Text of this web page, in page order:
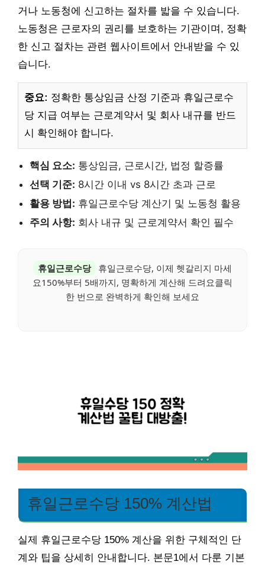
거나 노동청에 신고하는 절차를 밟을 수 있습니다.
노동청은 근로자의 권리를 보호하는 기관이며, 정확
한 신고 절차는 관련 웹사이트에서 안내받을 수 있
습니다.
중요: 정확한 통상임금 산정 기준과 휴일근로수
당 지급 여부는 근로계약서 및 회사 내규를 반드
시 확인해야 합니다.
핵심 요소: 통상임금, 근로시간, 법정 할증률
선택 기준: 8시간 이내 vs 8시간 초과 근로
활용 방법: 휴일근로수당 계산기 및 노동청 활용
주의 사항: 회사 내규 및 근로계약서 확인 필수
휴일근로수당
휴일근로수당, 이제 헷갈리지 마세
요150%부터 5배까지, 명확하게 계산해 드려요클릭
한 번으로 완벽하게 확인해 보세요
휴일근로수당 150% 계산법
실제 휴일근로수당 150% 계산을 위한 구체적인 단
계와 팁을 상세히 안내합니다. 본문1에서 다룬 기본